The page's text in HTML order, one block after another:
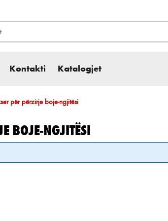
Kontakti Katalogjet
për përzirje boje-ngjitësi
BOJE-NGJITËSI